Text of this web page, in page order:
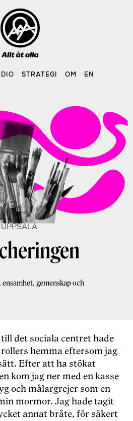
STRATEGI OM EN
gemenskap och
det sociala centret hade
hemma eftersom jag
Efter att ha stökat
kom jag ner med en kasse
och målargrejer som en
mormor. Jag hade tagit
annat bråte, för säkert